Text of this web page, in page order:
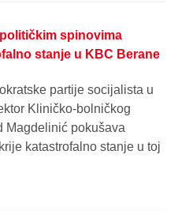
spinovima
stanje u KBC Berane
partije socijalista u
Kliničko-bolničkog
Magdelinić pokušava
katastrofalno stanje u toj